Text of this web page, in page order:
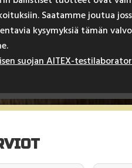
Saa­tam­me jou­tua
ky­sy­myk­siä tä­män
suo­jan AI­TEX-